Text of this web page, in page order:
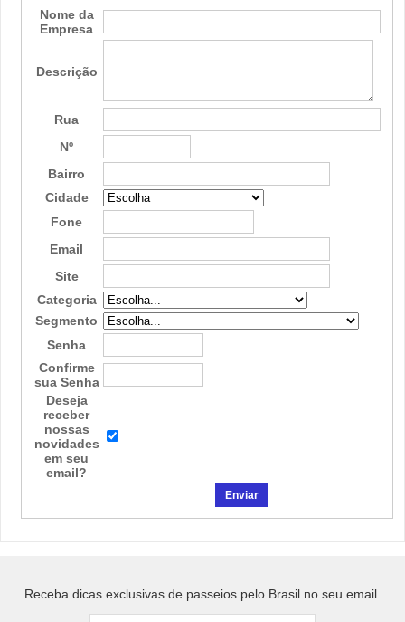
Nome da
Empresa
Descrição
Rua
Nº
Bairro
Cidade
Fone
Email
Site
Categoria
Segmento
Senha
Confirme
sua Senha
Deseja
receber
nossas
novidades
em seu
email?
Receba dicas exclusivas de passeios pelo Brasil no seu email.